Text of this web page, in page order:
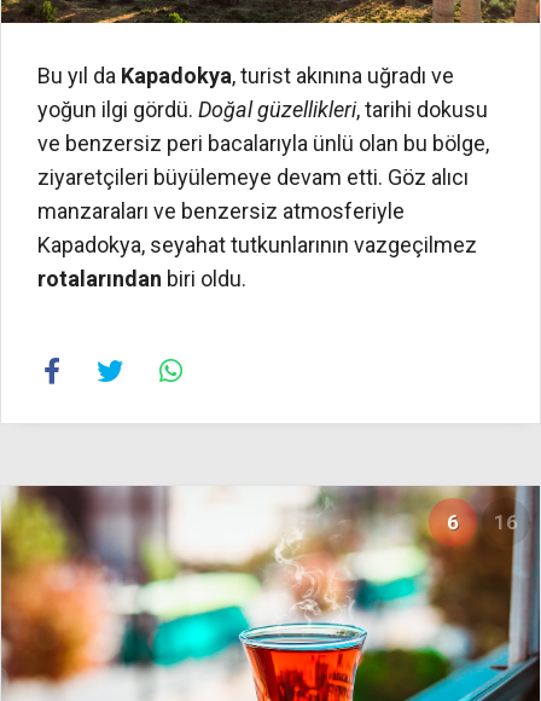
Bu yıl da Kapadokya, turist akınına uğradı ve
yoğun ilgi gördü. Doğal güzellikleri, tarihi dokusu
ve benzersiz peri bacalarıyla ünlü olan bu bölge,
ziyaretçileri büyülemeye devam etti. Göz alıcı
manzaraları ve benzersiz atmosferiyle
Kapadokya, seyahat tutkunlarının vazgeçilmez
rotalarından biri oldu.
6 16